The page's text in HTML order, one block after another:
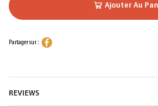
Ajouter Au
Partager sur :
REVIEWS